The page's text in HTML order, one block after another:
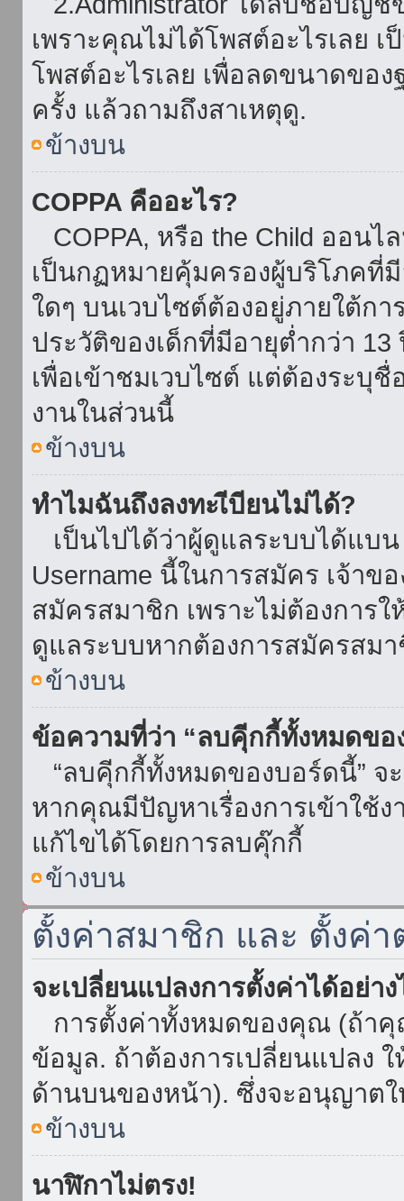
เพราะคุณไม่ได้โพสต์อะไรเลย
โพสต์อะไรเลย เพื่อลดขนาดขอ
ครั้ง แล้วถามถึงสาเหตุดู.
ข้างบน
COPPA คืออะไร?
COPPA, หรือ the Child ออนไ
เป็นกฏหมายคุ้มครองผู้บริโภคที่
ใดๆ บนเวบไซต์ต้องอยู่ภายใต้ก
ประวัติของเด็กที่มีอายุต่ำกว่า
เพื่อเข้าชมเวบไซต์ แต่ต้องระบุ
งานในส่วนนี้
ข้างบน
ทำไมฉันถึงลงทะเีบียนไม่ได้?
เป็นไปได้ว่าผู้ดูแลระบบได้แบ
Username นี้ในการสมัคร เจ้าข
สมัครสมาชิก เพราะไม่ต้องการ
ดูแลระบบหากต้องการสมัครสม
ข้างบน
ข้อความที่ว่า “ลบคุีกกี้ทั้งหมดขอ
“ลบคุีกกี้ทั้งหมดของบอร์ดนี้” จ
หากคุณมีปัญหาเรื่องการเข้าใช้
แก้ไขได้โดยการลบคุ๊กกี้
ข้างบน
ตั้งค่าสมาชิก และ ตั้งค่า
จะเปลี่ยนแปลงการตั้งค่าได้อย่าง
การตั้งค่าทั้งหมดของคุณ (ถ้าคุ
ข้อมูล. ถ้าต้องการเปลี่ยนแปลง
ด้านบนของหน้า). ซึ่งจะอนุญาต
ข้างบน
นาฬิกาไม่ตรง!